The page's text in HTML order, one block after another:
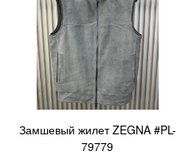
Замшевый жилет ZEGNA #PL-
79779